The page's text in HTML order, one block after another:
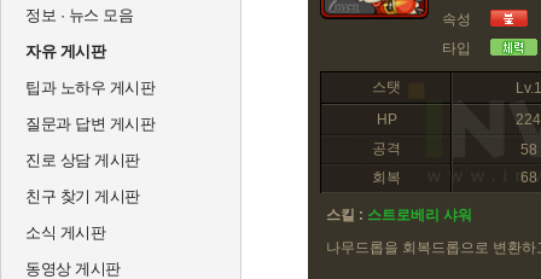
정보 · 뉴스 모음
자유 게시판
팁과 노하우 게시판
질문과 답변 게시판
진로 상담 게시판
친구 찾기 게시판
소식 게시판
동영상 게시판
속성
타입
스탯
Lv.1
HP
224
공격
58
회복
68
스킬 : 스트로베리 샤워
나무드롭을 회복드롭으로 변환